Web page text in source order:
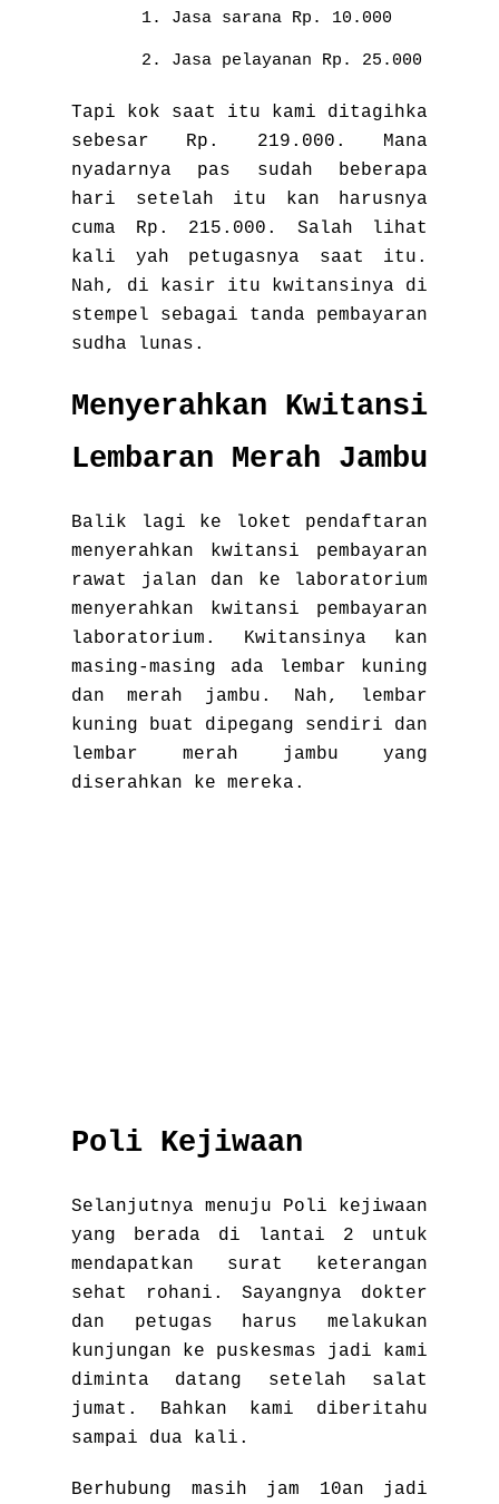
Jasa sarana Rp. 10.000
Jasa pelayanan Rp. 25.000
Tapi kok saat itu kami ditagihka
sebesar Rp. 219.000. Mana
nyadarnya pas sudah beberapa
hari setelah itu kan harusnya
cuma Rp. 215.000. Salah lihat
kali yah petugasnya saat itu.
Nah, di kasir itu kwitansinya di
stempel sebagai tanda pembayaran
sudha lunas.
Menyerahkan Kwitansi
Lembaran Merah Jambu
Balik lagi ke loket pendaftaran
menyerahkan kwitansi pembayaran
rawat jalan dan ke laboratorium
menyerahkan kwitansi pembayaran
laboratorium. Kwitansinya kan
masing-masing ada lembar kuning
dan merah jambu. Nah, lembar
kuning buat dipegang sendiri dan
lembar merah jambu yang
diserahkan ke mereka.
Poli Kejiwaan
Selanjutnya menuju Poli kejiwaan
yang berada di lantai 2 untuk
mendapatkan surat keterangan
sehat rohani. Sayangnya dokter
dan petugas harus melakukan
kunjungan ke puskesmas jadi kami
diminta datang setelah salat
jumat. Bahkan kami diberitahu
sampai dua kali.
Berhubung masih jam 10an jadi